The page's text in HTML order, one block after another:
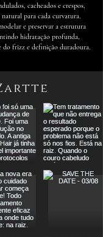
cacheados e crespos,
para cada curvatura.
e preservar a estrutura
hidratação profunda,
frizz e definição duradoura.